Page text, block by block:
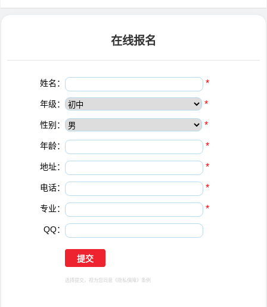
在线报名
姓名： *
年级： *
性别： *
年龄： *
地址： *
电话： *
专业： *
QQ：
选择提交，视为您同意 《隐私保障》 条例